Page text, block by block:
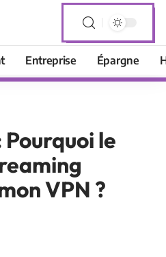
Entreprise Épargne
le
VPN ?